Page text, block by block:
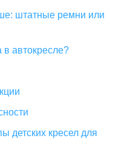
штатные ремни или
в автокресле?
детских кресел для